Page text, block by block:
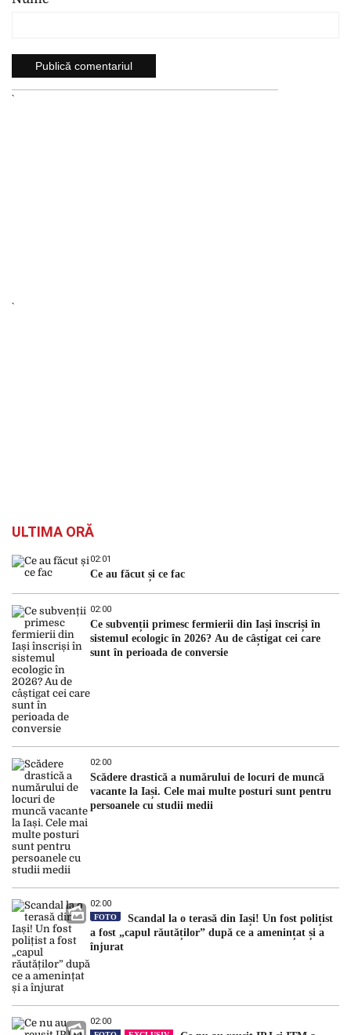
ULTIMA ORĂ
02:01
Ce au făcut și ce fac
02:00
Ce subvenții primesc fermierii din Iași înscriși în
sistemul ecologic în 2026? Au de câștigat cei care
sunt în perioada de conversie
02:00
Scădere drastică a numărului de locuri de muncă
vacante la Iași. Cele mai multe posturi sunt pentru
persoanele cu studii medii
02:00
FOTO
Scandal la o terasă din Iași! Un fost polițist
a fost „capul răutăților” după ce a amenințat și a
înjurat
02:00